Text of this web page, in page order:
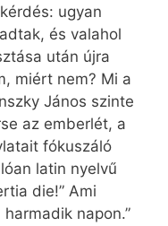
ugyan
és valahol
után újra
miért nem? Mi a
János szinte
az emberlét, a
fókuszáló
latin nyelvű
die!” Ami
napon.”